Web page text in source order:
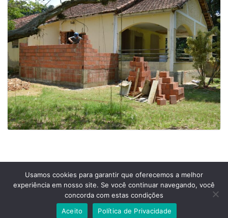
Prefeitura Municipal de Comendador Levy Gasparian
Est União Indústria, S/Nº, KM 131 Exposição, Comendador Levy Gasparian /RJ –
Telefones: (24) 2254-1344 – (24) 2254-1094
Usamos cookies para garantir que oferecemos a melhor
experiência em nosso site. Se você continuar navegando, você
concorda com estas condições
Aceito
Política de Privacidade